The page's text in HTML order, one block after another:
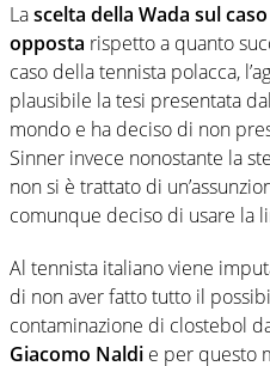
Lascelta della Wada sul
opposta rispetto a quanto
caso della tennista polacca,
plausibile la tesi presentata
mondo e ha deciso di non
Sinner invece nonostante la
non si è trattato di
comunque deciso di usare la
Al tennista italiano viene
di non aver fatto tutto il
contaminazione di clostebol
Giacomo Naldi e per questo